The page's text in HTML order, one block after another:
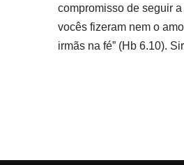
compromisso de seguir
vocês fizeram nem o
irmãs na fé” (Hb 6.10).